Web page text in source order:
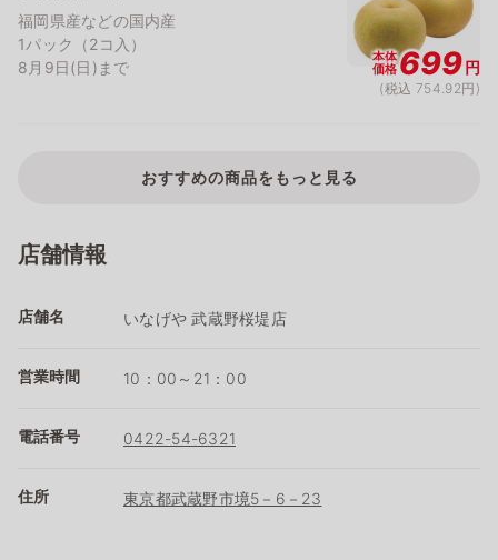
福岡県産などの国内産
1パック（2コ入）
8月9日(日)まで
本体
価格699円
(税込 754.92円)
おすすめの商品をもっと見る
店舗情報
店舗名 いなげや 武蔵野桜堤店
営業時間 10：00～21：00
電話番号 0422-54-6321
住所 東京都武蔵野市境5－6－23